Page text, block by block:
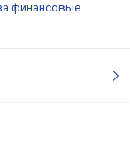
финансовые